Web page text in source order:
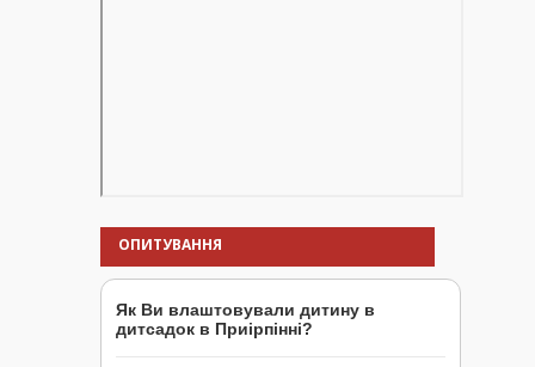
ОПИТУВАННЯ
Як Ви влаштовували дитину в
дитсадок в Приірпінні?